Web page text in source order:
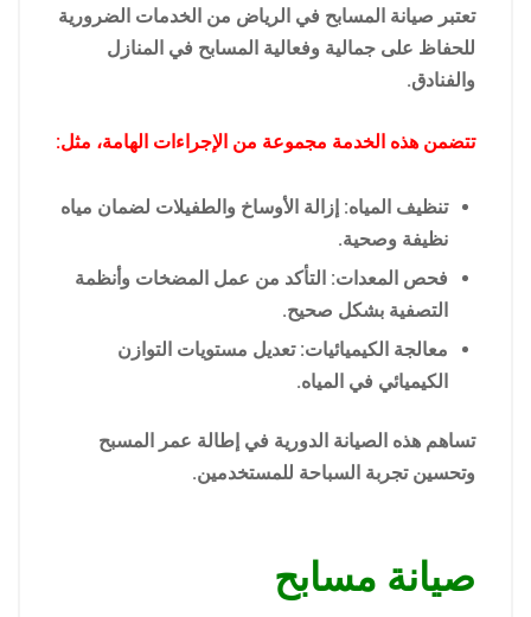
تعتبر صيانة المسابح في الرياض من الخدمات الضرورية
للحفاظ على جمالية وفعالية المسابح في المنازل
والفنادق.
تتضمن هذه الخدمة مجموعة من الإجراءات الهامة، مثل:
تنظيف المياه: إزالة الأوساخ والطفيلات لضمان مياه
نظيفة وصحية.
فحص المعدات: التأكد من عمل المضخات وأنظمة
التصفية بشكل صحيح.
معالجة الكيميائيات: تعديل مستويات التوازن
الكيميائي في المياه.
تساهم هذه الصيانة الدورية في إطالة عمر المسبح
وتحسين تجربة السباحة للمستخدمين.
صيانة مسابح